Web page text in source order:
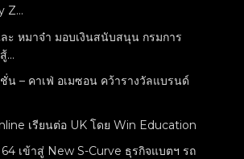
Z...
ะ หมาจ๋า มอบเงินสนับสนุน กรมการ
...
น – คาเฟ่ อเมซอน คว้ารางวัลแบรนด์
เรียนต่อ UK โดย Win Education
เข้าสู่ New S-Curve ธุรกิจแบตฯ รถ